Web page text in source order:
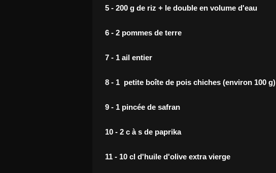
5 - 200 g de riz + le double en volume d'eau
6 - 2 pommes de terre
7 - 1 ail entier
8 - 1 petite boîte de pois chiches (environ 100 g)
9 - 1 pincée de safran
10 - 2 c à s de paprika
11 - 10 cl d'huile d'olive extra vierge